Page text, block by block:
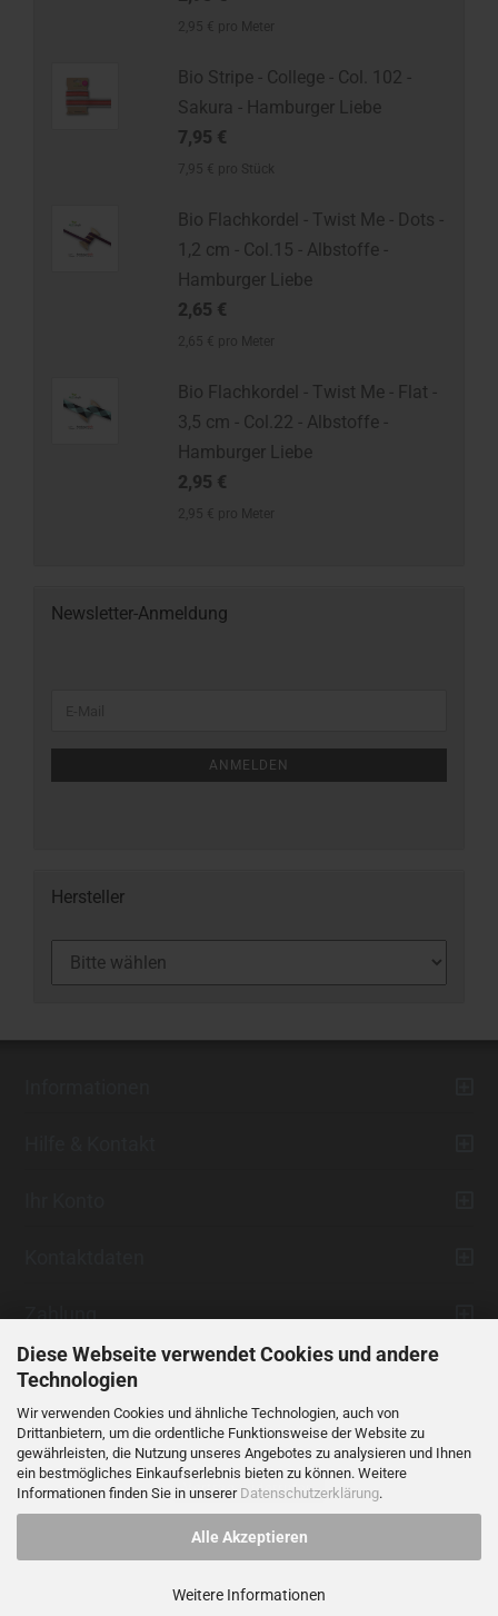
Diese Webseite verwendet Cookies und andere
Technologien
Wir verwenden Cookies und ähnliche Technologien, auch von
Drittanbietern, um die ordentliche Funktionsweise der Website zu
gewährleisten, die Nutzung unseres Angebotes zu analysieren und Ihnen
ein bestmögliches Einkaufserlebnis bieten zu können. Weitere
Informationen finden Sie in unserer Datenschutzerklärung.
Alle Akzeptieren
Weitere Informationen
Bio Stripe - College - Col. 102 -
Sakura - Hamburger Liebe
7,95 €
Bio Flachkordel - Twist Me - Dots -
1,2 cm - Col.15 - Albstoffe -
Hamburger Liebe
2,65 €
Bio Flachkordel - Twist Me - Flat -
3,5 cm - Col.22 - Albstoffe -
Hamburger Liebe
2,95 €
Newsletter-Anmeldung
ANMELDEN
Hersteller
Zahlung
Vertrag widerrufen